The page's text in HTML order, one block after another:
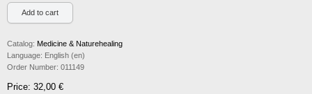
Catalog: Medicine & Naturehealing
Language: English (en)
Order Number: 011149
Price: 32,00 €